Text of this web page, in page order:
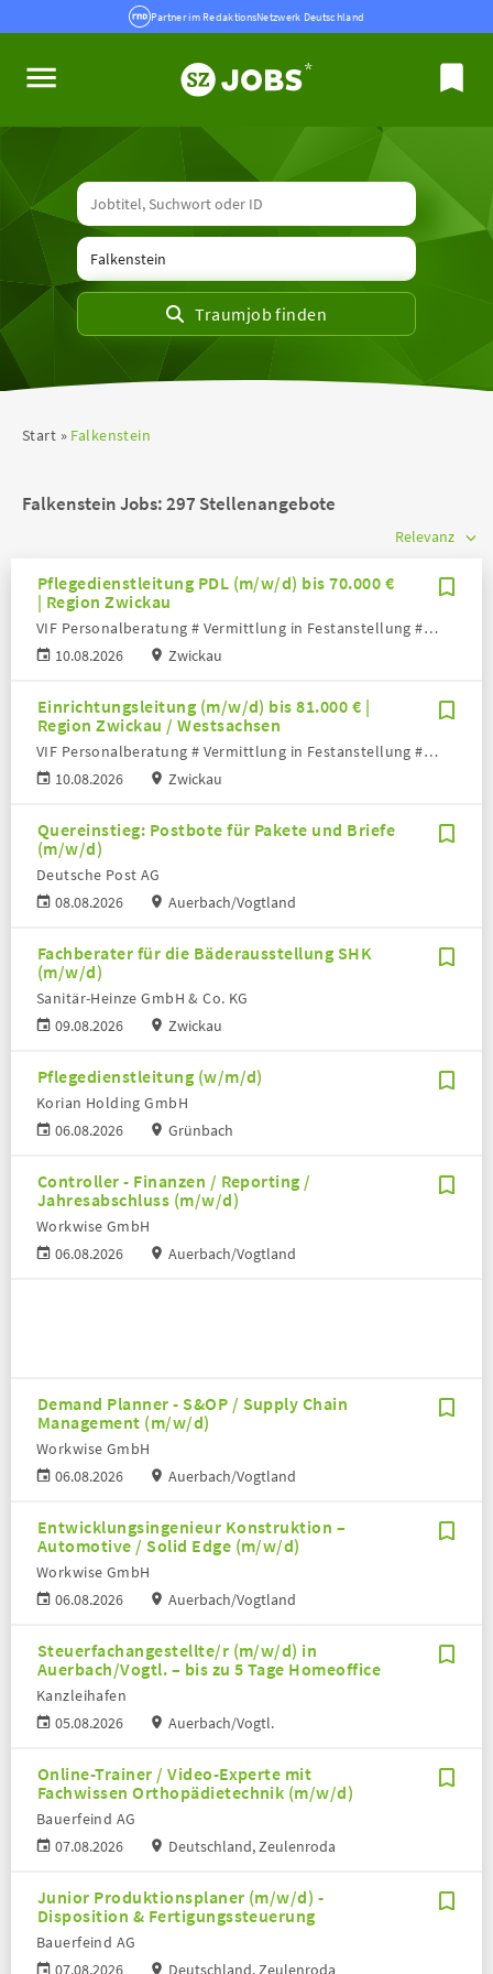
Partner im RedaktionsNetzwerk Deutschland
Start Falkenstein
Falkenstein Jobs:297 Stellenangebote
Pflegedienstleitung PDL (m/w/d) bis 70.000 €
| Region Zwickau
10.08.2026
VIF Personalberatung # Vermittlung in Festanstellung # Volker Bronheim
Zwickau
Einrichtungsleitung (m/w/d) bis 81.000 € |
Region Zwickau / Westsachsen
10.08.2026
VIF Personalberatung # Vermittlung in Festanstellung # Volker Bronheim
Zwickau
Quereinstieg: Postbote für Pakete und Briefe
(m/w/d)
08.08.2026
Deutsche Post AG
Auerbach/Vogtland
Fachberater für die Bäderausstellung SHK
(m/w/d)
09.08.2026
Sanitär-Heinze GmbH & Co. KG
Zwickau
Pflegedienstleitung (w/m/d)
06.08.2026
Korian Holding GmbH
Grünbach
Controller - Finanzen / Reporting /
Jahresabschluss (m/w/d)
06.08.2026
Workwise GmbH
Auerbach/Vogtland
Demand Planner - S&OP / Supply Chain
Management (m/w/d)
06.08.2026
Workwise GmbH
Auerbach/Vogtland
Entwicklungsingenieur Konstruktion –
Automotive / Solid Edge (m/w/d)
06.08.2026
Workwise GmbH
Auerbach/Vogtland
Steuerfachangestellte/r (m/w/d) in
Auerbach/Vogtl. – bis zu 5 Tage Homeoffice
05.08.2026
Kanzleihafen
Auerbach/Vogtl.
Online-Trainer / Video-Experte mit
Fachwissen Orthopädietechnik (m/w/d)
07.08.2026
Bauerfeind AG
Deutschland, Zeulenroda
Junior Produktionsplaner (m/w/d) -
Disposition & Fertigungssteuerung
07.08.2026
Bauerfeind AG
Deutschland, Zeulenroda